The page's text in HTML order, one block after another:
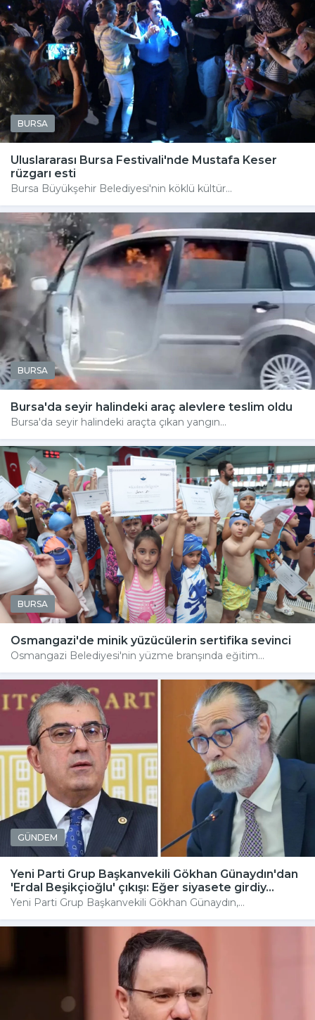
BURSA
Uluslararası Bursa Festivali'nde Mustafa Keser
rüzgarı esti
Bursa Büyükşehir Belediyesi'nin köklü kültür...
BURSA
Bursa'da seyir halindeki araç alevlere teslim oldu
Bursa'da seyir halindeki araçta çıkan yangın...
BURSA
Osmangazi'de minik yüzücülerin sertifika sevinci
Osmangazi Belediyesi'nin yüzme branşında eğitim...
GÜNDEM
Yeni Parti Grup Başkanvekili Gökhan Günaydın'dan
'Erdal Beşikçioğlu' çıkışı: Eğer siyasete girdiy...
Yeni Parti Grup Başkanvekili Gökhan Günaydın,...